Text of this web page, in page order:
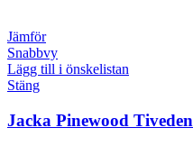
Jämför
Snabbvy
Lägg till i önskelistan
Stäng
Jacka Pinewood